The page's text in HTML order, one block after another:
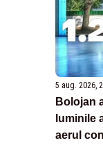
5 aug. 2026,
Bolojan
luminile
aerul